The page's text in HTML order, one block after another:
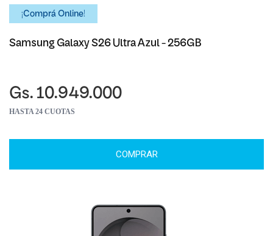
¡Comprá Online!
Samsung Galaxy S26 Ultra Azul - 256GB
Gs. 10.949.000
HASTA 24 CUOTAS
COMPRAR